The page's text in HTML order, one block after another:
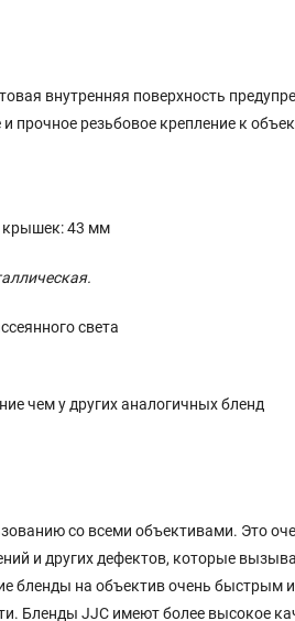
внутренняя поверхность
резьбовое крепление к
крышек: 43 мм
света
чем у других аналогичных бленд
со всеми объективами. Это
и других дефектов, которые
бленды на объектив очень
Бленды JJC имеют более высокое